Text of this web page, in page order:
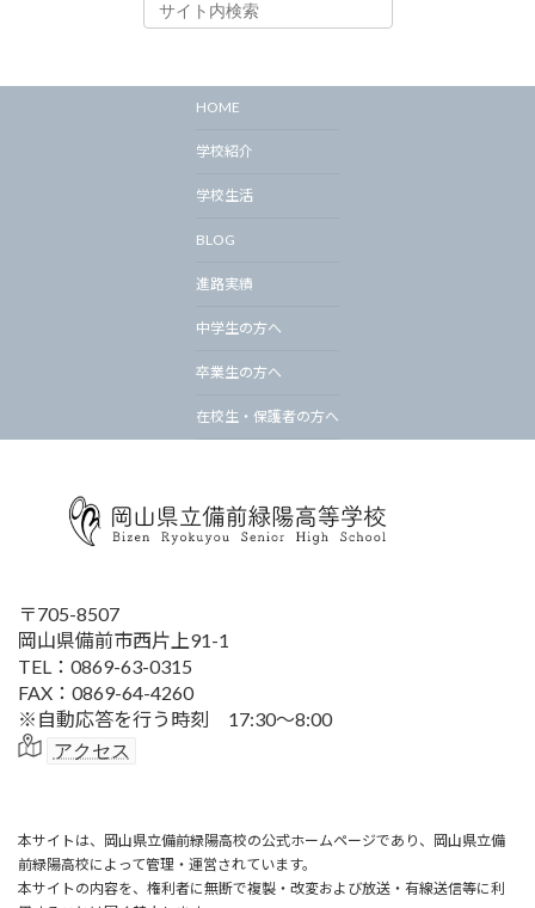
HOME
学校紹介
学校生活
BLOG
進路実績
中学生の方へ
卒業生の方へ
在校生・保護者の方へ
〒705-8507
岡山県備前市西片上91-1
TEL：0869-63-0315
FAX：0869-64-4260
※自動応答を行う時刻 17:30～8:00
アクセス
本サイトは、岡山県立備前緑陽高校の公式ホームページであり、岡山県立備
前緑陽高校によって管理・運営されています。
本サイトの内容を、権利者に無断で複製・改変および放送・有線送信等に利